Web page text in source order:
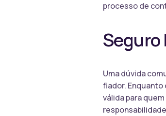
processo de
Seguro
Uma dúvida
fiador. Enquanto
válida para